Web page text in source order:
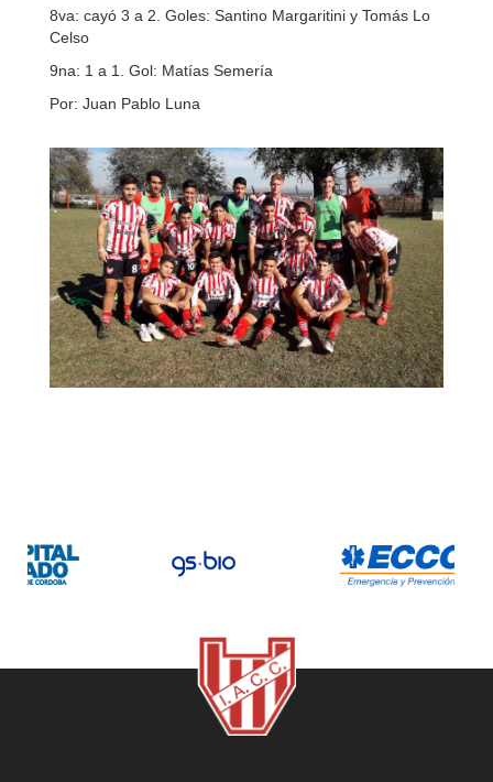
8va: cayó 3 a 2. Goles: Santino Margaritini y Tomás Lo
Celso
9na: 1 a 1. Gol: Matías Semería
Por: Juan Pablo Luna